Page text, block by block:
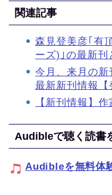
関連記事
森見登美彦｢有
ーズ)｣の最新刊
今月、来月の
最新新刊情報【
【新刊情報】
Audibleで聴く読書
Audibleを無料体